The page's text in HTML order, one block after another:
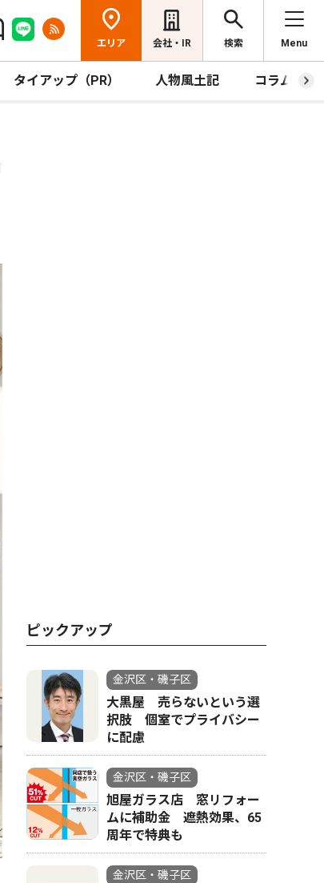
エリア 会社・IR 検索 Menu
タイアップ（PR） 人物風土記 コラム
ピックアップ
金沢区・磯子区
大黒屋 売らないという選
択肢 個室でプライバシー
に配慮
金沢区・磯子区
旭屋ガラス店 窓リフォー
ムに補助金 遮熱効果、65
周年で特典も
金沢区・磯子区